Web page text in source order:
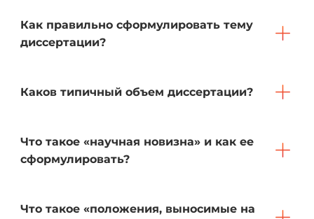
Как правильно сформулировать тему
диссертации?
Каков типичный объем диссертации?
Что такое «научная новизна» и как ее
сформулировать?
Что такое «положения, выносимые на